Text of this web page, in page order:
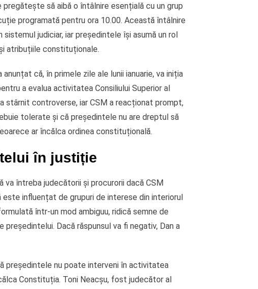
pregătește să aibă o întâlnire esențială cu un grup
programată pentru ora 10.00. Această întâlnire
judiciar, iar președintele își asumă un rol
atribuțiile constituționale.
că, în primele zile ale lunii ianuarie, va iniția
a evalua activitatea Consiliului Superior al
stârnit controverse, iar CSM a reacționat prompt,
tolerate și că președintele nu are dreptul să
ar încălca ordinea constituțională.
în justiție
va întreba judecătorii și procurorii dacă CSM
influențat de grupuri de interese din interiorul
într-un mod ambiguu, ridică semne de
Dacă răspunsul va fi negativ, Dan a
președintele nu poate interveni în activitatea
Constituția. Toni Neacșu, fost judecător al